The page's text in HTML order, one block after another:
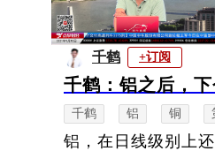
千鹤 +订阅
千鹤：铝之后，下
千鹤 铝 铜
铝，在日线级别上